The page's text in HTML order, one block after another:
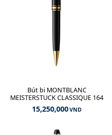
Bút bi MONTBLANC
MEISTERSTUCK CLASSIQUE 164
15,250,000VND